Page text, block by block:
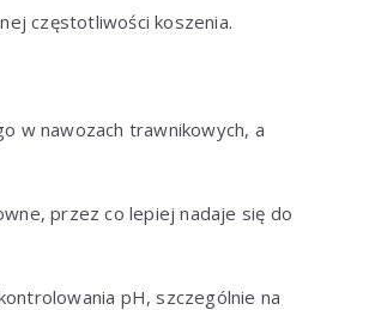
częstotliwości koszenia.
w nawozach trawnikowych, a
przez co lepiej nadaje się do
pH, szczególnie na